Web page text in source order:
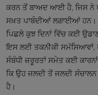
ਕਰਨ ਤੋਂ ਬਾਅਦ ਆਈ ਹੈ, ਜਿਸ ਨੇ
ਸਖ਼ਤ ਪਾਬੰਦੀਆਂ ਲਗਾਈਆਂ ਹਨ।
ਪਿਛਲੇ ਕੁਝ ਦਿਨਾਂ ਵਿੱਚ ਕਈ
ਇਸ ਲਈ ਤਕਨੀਕੀ
ਸੰਬੰਧੀ ਜ਼ਰੂਰਤਾਂ ਸਮੇਤ ਕਈ
ਕਿ ਉਹ ਜਲਦੀ ਤੋਂ ਜਲਦੀ
ਹੈ।